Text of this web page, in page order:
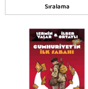
Sıralama